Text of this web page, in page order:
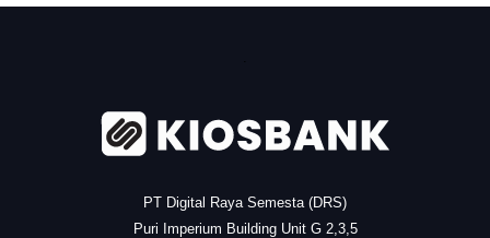
PT Digital Raya Semesta (DRS)
Puri Imperium Building Unit G 2,3,5